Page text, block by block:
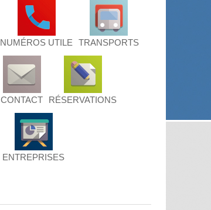
NUMÉROS UTILE TRANSPORTS
CONTACT RÉSERVATIONS
ENTREPRISES